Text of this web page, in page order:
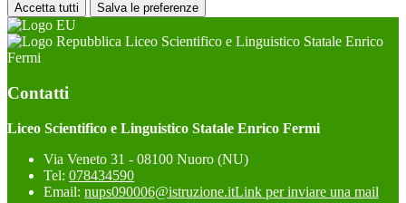
Accetta tutti Salva le preferenze
Liceo Scientifico e Linguistico Statale Enrico
Fermi
Contatti
Liceo Scientifico e Linguistico Statale Enrico Fermi
Via Veneto 31 - 08100 Nuoro (NU)
Tel: 078434590
Email: nups090006@istruzione.itLink per inviare una mail